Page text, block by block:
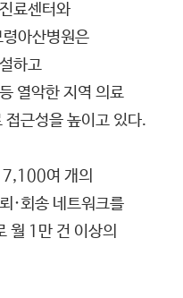
료센터와
아산병원은
하고
열악한 지역 의료
접근성을 높이고 있다.
7,100여 개의
·회송 네트워크를
월 1만 건 이상의